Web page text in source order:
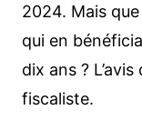
2024. Mais
qui en
dix ans ?
fiscaliste.